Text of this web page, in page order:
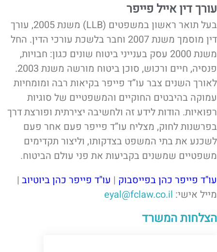
עורך דין אייל פייפר
בעל תואר ראשון במשפטים (LLB) משנת 2005, עורך
דין מוסמך משנת 2007 וחבר בלשכת עורכי הדין. החל
משנת 2000 עסק בענייני ביטוח שונים כגון: חבויות,
פנסיה, חיים ורכוש, סוכן ביטוח מורשה משנת 2003.
לאורך השנים צבר עו”ד פייפר בקיאות רבה ומומחיות
עמוקה בהיבטים החוקיים והמשפטיים של סוגיות
רפואיות. הודות לידע זה ולחשיבה יצירתית ופורצת דרך
בפרשנות לחוק, מצליח עו”ד פייפר פעם אחר פעם
לשכנע את בתי המשפט בצדקותו, וליצור תקדימים
משפטיים שמשנים בקביעות את פני עולם הביטוח.
עו"ד פייפר כהן בפייסבוק | עו"ד פייפר כהן ביוטיוב |
מייל אישי: eyal@fclaw.co.il
הצלחות המשרד